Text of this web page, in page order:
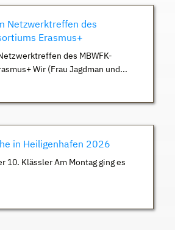
Netzwerktreffen des
Erasmus+
des MBWFK-
Wir (Frau Jagdman und...
in Heiligenhafen 2026
10. Klässler Am Montag ging es